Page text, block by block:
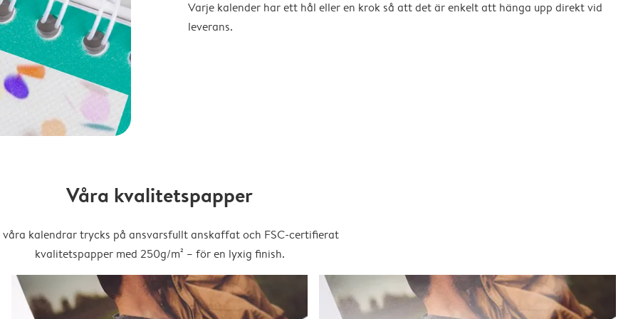
Varje kalender har ett hål eller en krok så att det är enkelt att hänga upp direkt vid
leverans.
Våra kvalitetspapper
kalendrar trycks på ansvarsfullt anskaffat och FSC-certifierat
kvalitetspapper med 250g/m² – för en lyxig finish.